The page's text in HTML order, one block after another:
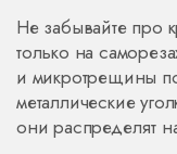
Не забывайте про
только на
и микротрещины
металлические
они распределят